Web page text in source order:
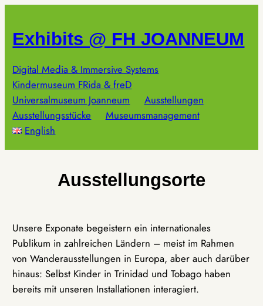
springen
Exhibits @ FH JOANNEUM
Digital Media & Immersive Systems
Kindermuseum FRida & freD
Universalmuseum Joanneum
Ausstellungen
Ausstellungsstücke
Museumsmanagement
English
Ausstellungsorte
Unsere Exponate begeistern ein internationales
Publikum in zahlreichen Ländern – meist im Rahmen
von Wanderausstellungen in Europa, aber auch darüber
hinaus: Selbst Kinder in Trinidad und Tobago haben
bereits mit unseren Installationen interagiert.